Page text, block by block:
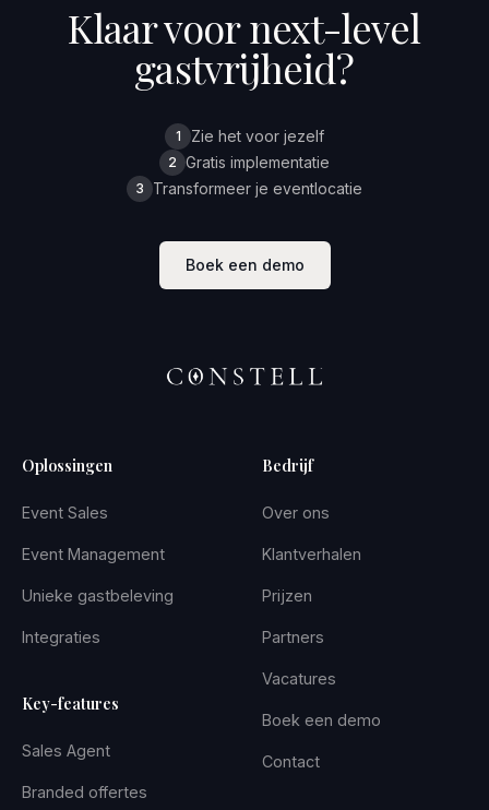
Klaar voor next-level
gastvrijheid?
1 Zie het voor jezelf
2 Gratis implementatie
3 Transformeer je eventlocatie
Boek een demo
Oplossingen
Event Sales
Event Management
Unieke gastbeleving
Integraties
Key-features
Sales Agent
Branded offertes
Bedrijf
Over ons
Klantverhalen
Prijzen
Partners
Vacatures
Boek een demo
Contact